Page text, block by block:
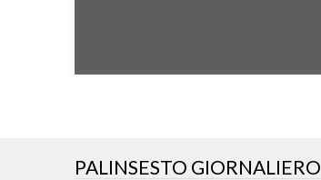
PALINSESTO GIORNALIERO